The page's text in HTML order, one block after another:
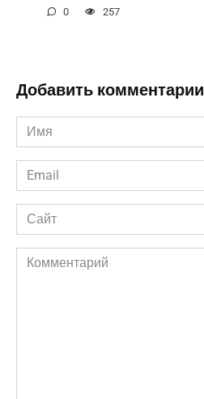
0 257
Добавить комментарии
Имя
*
Email
*
Сайт
Комментарий